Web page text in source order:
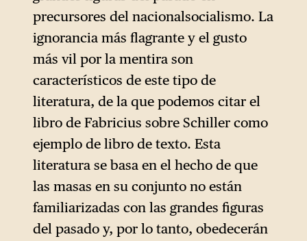
precursores del nacionalsocialismo. La
ignorancia más flagrante y el gusto
más vil por la mentira son
característicos de este tipo de
literatura, de la que podemos citar el
libro de Fabricius sobre Schiller como
ejemplo de libro de texto. Esta
literatura se basa en el hecho de que
las masas en su conjunto no están
familiarizadas con las grandes figuras
del pasado y, por lo tanto, obedecerán